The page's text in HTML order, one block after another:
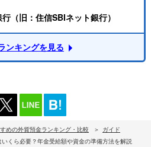
（旧：住信SBIネット銀行）
ンキングを見る
めの外貨預金ランキング・比較
ガイド
くら必要？年金受給額や資金の準備方法を解説